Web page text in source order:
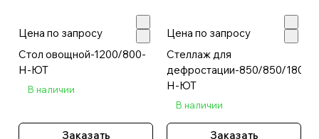
Цена по запросу
Стол овощной-1200/800-
Н-ЮТ
В наличии
Заказать
Цена по запросу
Стеллаж для
дефростации-850/850/1800-
Н-ЮТ
В наличии
Заказать